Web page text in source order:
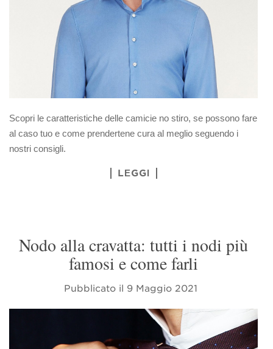
Scopri le caratteristiche delle camicie no stiro, se possono fare
al caso tuo e come prendertene cura al meglio seguendo i
nostri consigli.
LEGGI
Nodo alla cravatta: tutti i nodi più
famosi e come farli
Pubblicato il 9 Maggio 2021